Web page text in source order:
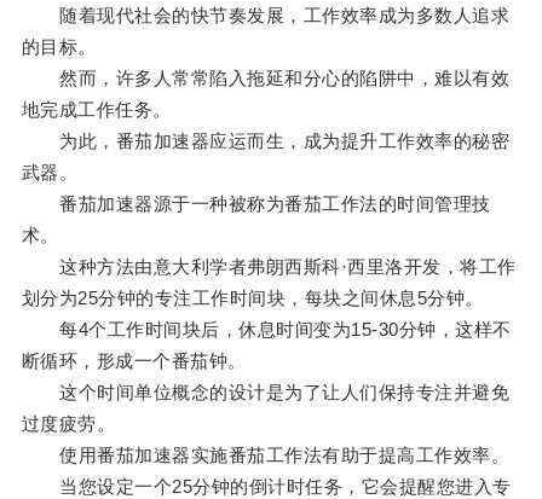
随着现代社会的快节奏发展，工作效率成为多数人追求
的目标。
然而，许多人常常陷入拖延和分心的陷阱中，难以有效
地完成工作任务。
为此，番茄加速器应运而生，成为提升工作效率的秘密
武器。
番茄加速器源于一种被称为番茄工作法的时间管理技
术。
这种方法由意大利学者弗朗西斯科·西里洛开发，将工作
划分为25分钟的专注工作时间块，每块之间休息5分钟。
每4个工作时间块后，休息时间变为15-30分钟，这样不
断循环，形成一个番茄钟。
这个时间单位概念的设计是为了让人们保持专注并避免
过度疲劳。
使用番茄加速器实施番茄工作法有助于提高工作效率。
当您设定一个25分钟的倒计时任务，它会提醒您进入专